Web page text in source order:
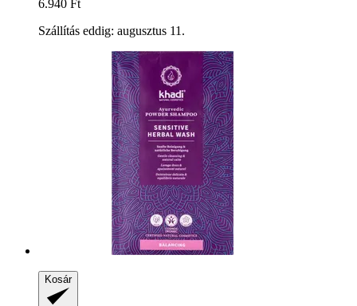
6.940 Ft
Szállítás eddig: augusztus 11.
Kosár